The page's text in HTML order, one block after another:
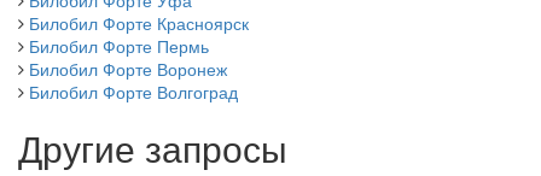
Билобил Форте Красноярск
Билобил Форте Пермь
Билобил Форте Воронеж
Билобил Форте Волгоград
Другие запросы